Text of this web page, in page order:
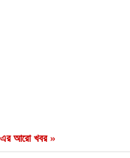
এর আরো খবর »